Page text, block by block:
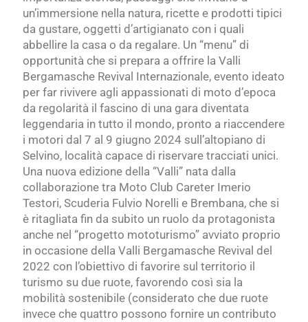
un’immersione nella natura, ricette e prodotti tipici
da gustare, oggetti d’artigianato con i quali
abbellire la casa o da regalare. Un “menu” di
opportunità che si prepara a offrire la Valli
Bergamasche Revival Internazionale, evento ideato
per far rivivere agli appassionati di moto d’epoca
da regolarità il fascino di una gara diventata
leggendaria in tutto il mondo, pronto a riaccendere
i motori dal 7 al 9 giugno 2024 sull’altopiano di
Selvino, località capace di riservare tracciati unici.
Una nuova edizione della “Valli” nata dalla
collaborazione tra Moto Club Careter Imerio
Testori, Scuderia Fulvio Norelli e Brembana, che si
è ritagliata fin da subito un ruolo da protagonista
anche nel “progetto mototurismo” avviato proprio
in occasione della Valli Bergamasche Revival del
2022 con l’obiettivo di favorire sul territorio il
turismo su due ruote, favorendo così sia la
mobilità sostenibile (considerato che due ruote
invece che quattro possono fornire un contributo